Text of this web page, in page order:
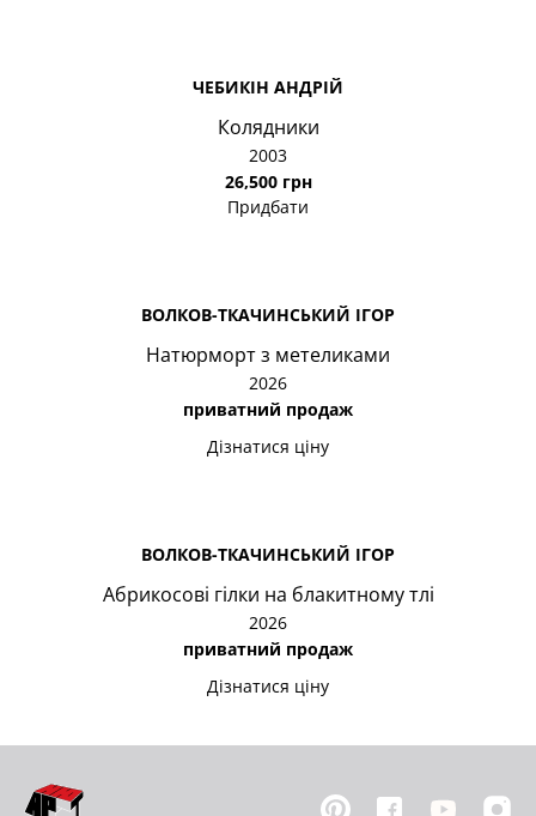
ЧЕБИКІН АНДРІЙ
Колядники
2003
26,500 грн
Придбати
ВОЛКОВ-ТКАЧИНСЬКИЙ ІГОР
Натюрморт з метеликами
2026
приватний продаж
Дізнатися ціну
ВОЛКОВ-ТКАЧИНСЬКИЙ ІГОР
Абрикосові гілки на блакитному тлі
2026
приватний продаж
Дізнатися ціну